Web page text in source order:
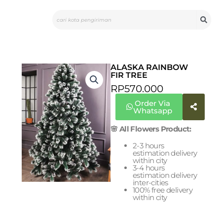
ALASKA RAINBOW
FIR TREE
RP570.000
Order Via
Whatsapp
🌸 All Flowers Product:
2-3 hours
estimation delivery
within city
3-4 hours
estimation delivery
inter-cities
100% free delivery
within city